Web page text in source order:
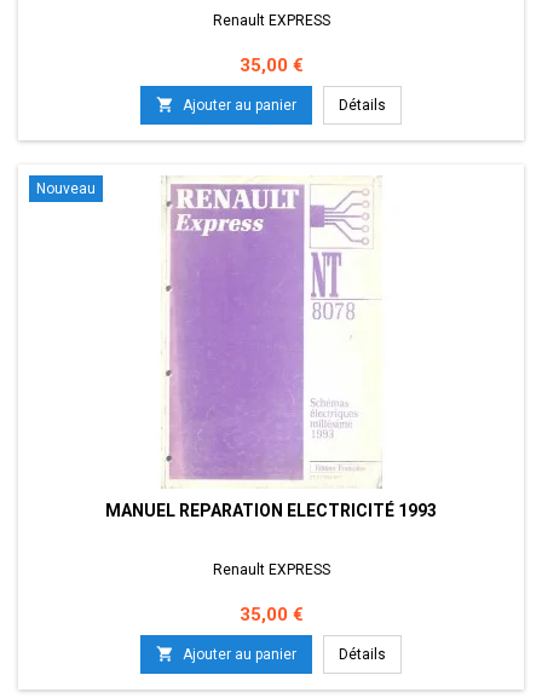
Renault EXPRESS
Prix
35,00 €
 Ajouter au panier Détails
Nouveau
MANUEL REPARATION ELECTRICITÉ 1993
Renault EXPRESS
Prix
35,00 €
 Ajouter au panier Détails